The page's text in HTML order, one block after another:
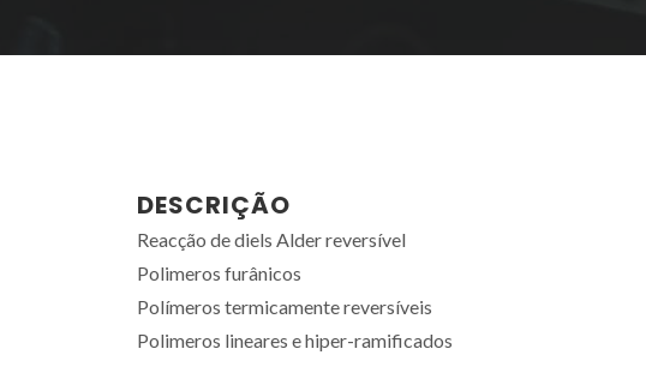
DESCRIÇÃO
Reacção de diels Alder reversível
Polimeros furânicos
Polímeros termicamente reversíveis
Polimeros lineares e hiper-ramificados